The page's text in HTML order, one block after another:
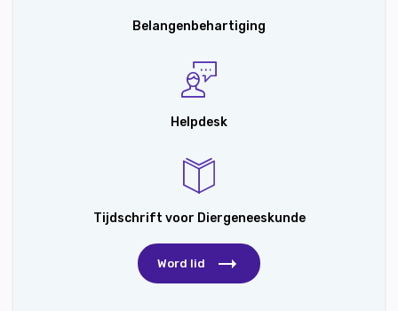
Belangenbehartiging
Helpdesk
Tijdschrift voor Diergeneeskunde
Word lid